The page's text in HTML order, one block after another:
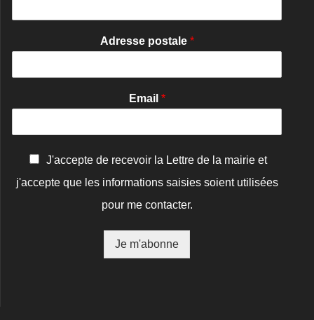
Adresse postale *
Email *
n
J'accepte de recevoir la Lettre de la mairie et
j'accepte que les informations saisies soient utilisées
pour me contacter.
Je m'abonne